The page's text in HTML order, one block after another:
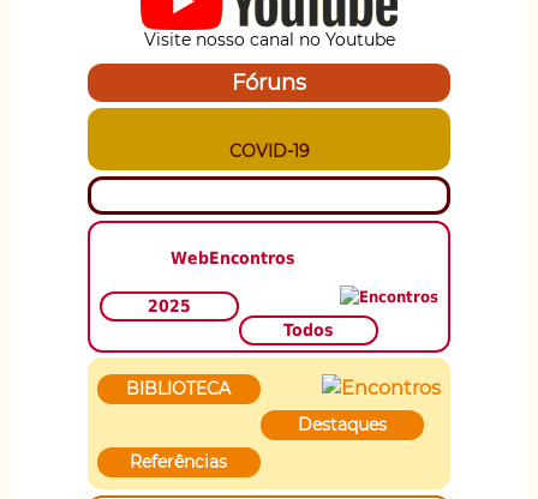
Visite nosso canal no Youtube
Fóruns
COVID-19
WebEncontros
2025
Todos
BIBLIOTECA
Destaques
Referências